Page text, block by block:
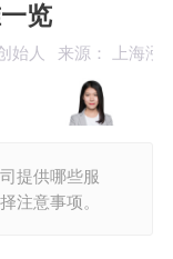
览
始人 来源： 上海泓
提供哪些服
注意事项。